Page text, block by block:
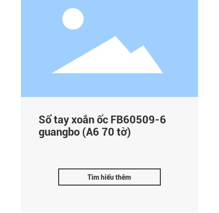
Sổ tay xoắn ốc FB60509-6
guangbo (A6 70 tờ)
Tìm hiểu thêm